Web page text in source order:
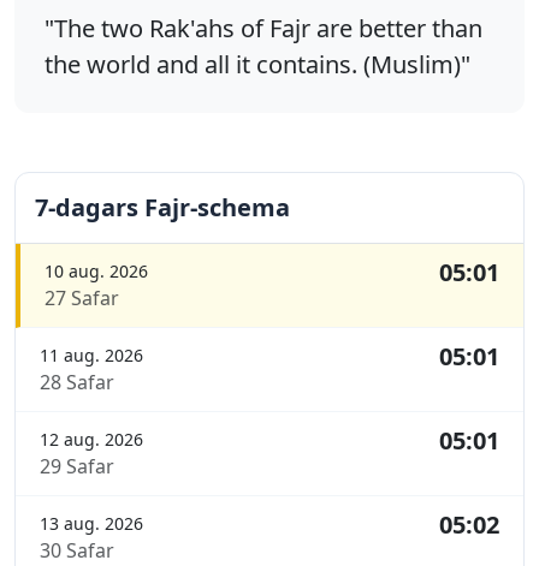
"The two Rak'ahs of Fajr are better than
the world and all it contains. (Muslim)"
7-dagars Fajr-schema
10 aug. 2026
27 Safar
05:01
11 aug. 2026
28 Safar
05:01
12 aug. 2026
29 Safar
05:01
13 aug. 2026
30 Safar
05:02